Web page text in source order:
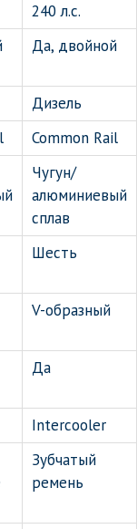
240 л.с.
Да, двойной
Дизель
Common Rail
Чугун/
алюминиевый
сплав
Шесть
V-образный
Да
Intercooler
Зубчатый
ремень